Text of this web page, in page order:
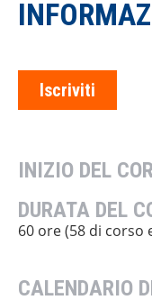
Iscriviti
INIZIO DEL
DURATA DEL
60 ore (58 di corso
CALENDARIO